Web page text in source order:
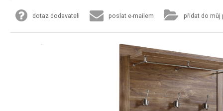
dotaz dodavateli poslat e-mailem přidat do můj